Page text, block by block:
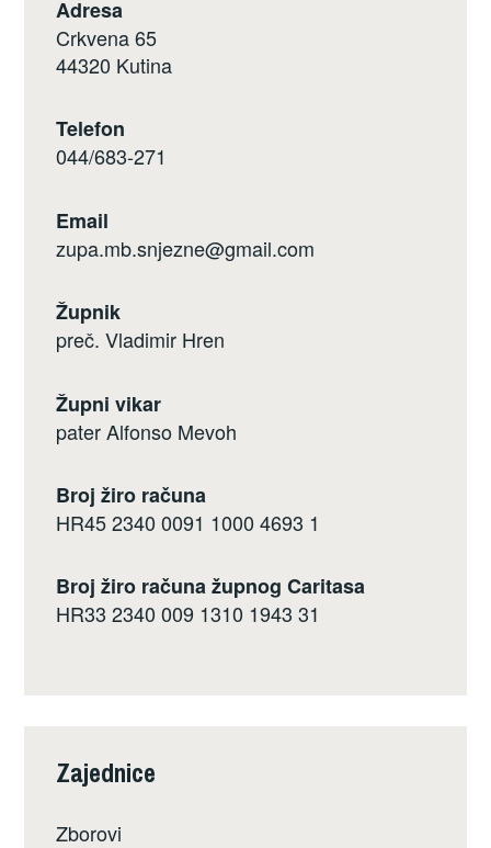
Adresa
Crkvena 65
44320 Kutina
Telefon
044/683-271
Email
zupa.mb.snjezne@gmail.com
Župnik
preč. Vladimir Hren
Župni vikar
pater Alfonso Mevoh
Broj žiro računa
HR45 2340 0091 1000 4693 1
Broj žiro računa župnog Caritasa
HR33 2340 009 1310 1943 31
Zajednice
Zborovi